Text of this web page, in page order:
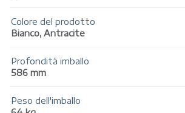
Colore del prodotto
Bianco, Antracite
Profondità imballo
586 mm
Peso dell'imballo